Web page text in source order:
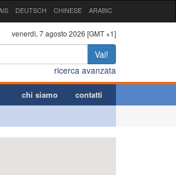
DEUTSCH CHINESE ARABIC
venerdì, 7 agosto 2026 [GMT +1]
Vai!
ricerca avanzata
chi siamo contatti